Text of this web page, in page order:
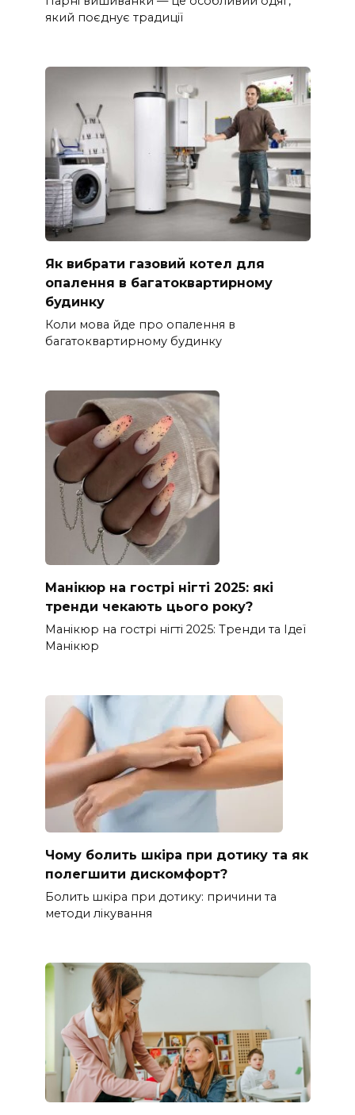
який поєднує традиції
Як вибрати газовий котел для
опалення в багатоквартирному
будинку
Коли мова йде про опалення в
багатоквартирному будинку
Манікюр на гострі нігті 2025: які
тренди чекають цього року?
Манікюр на гострі нігті 2025: Тренди та Ідеї
Манікюр
Чому болить шкіра при дотику та як
полегшити дискомфорт?
Болить шкіра при дотику: причини та
методи лікування